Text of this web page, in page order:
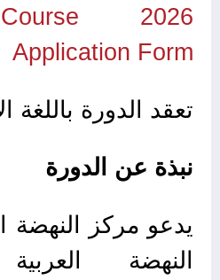
2026
Application Form
تعقد الدورة باللغة
نبذة عن الدورة
يدعو مركز النهضة
النهضة